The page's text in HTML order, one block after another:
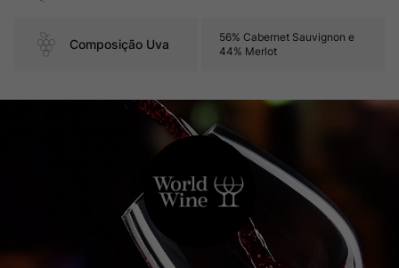
Composição Uva
56% Cabernet Sauvignon e
44% Merlot